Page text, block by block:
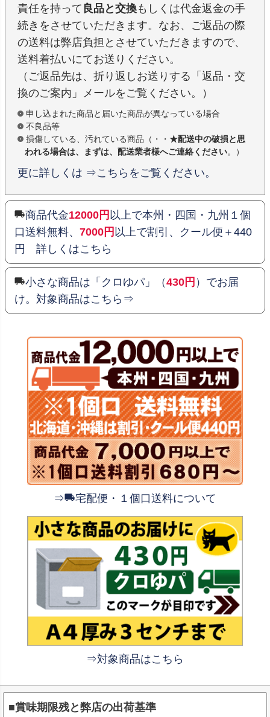
責任を持って 良品と交換もしくは代金返金の手
続きをさせていただきます。なお、ご返品の際
の送料は弊店負担とさせていただきますので、
送料着払いにてお送りください。
（ご返品先は、折り返しお送りする「返品・交
換のご案内」メールをご覧ください。）
申し込まれた商品と届いた商品が異なっている場合
不良品等
損傷している、汚れている商品（・・ ★配送中の破損と思
われる場合は、まずは、配送業者様へご連絡ください。）
更に詳しくは ⇒こちらをご覧ください。
商品代金12000円 以上で本州・四国・九州１個
口送料無料、 7000円 以上で割引、クール便＋440
円 詳しくはこちら
小さな商品は「クロゆパ」（430円 ）でお届
け。対象商品はこちら⇒
⇒ 宅配便・１個口送料について
⇒対象商品はこちら
■賞味期限残と弊店の出荷基準